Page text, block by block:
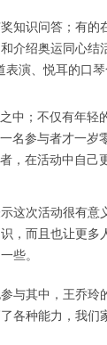
识问答；有的
介绍奥运同心
演、悦耳的口
中；不仅有年轻
名参与者才一岁
，在活动中自己
次活动很有意
，而且也让更多
些。
其中，王乔玲
各种能力，我